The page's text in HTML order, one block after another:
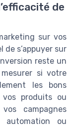
de
sur vos
s’appuyer sur
reste un
si votre
les bons
produits ou
campagnes
automation ou